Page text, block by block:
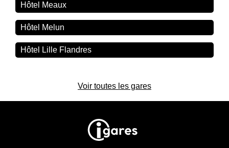
Hôtel Meaux
Hôtel Melun
Hôtel Lille Flandres
Voir toutes les gares